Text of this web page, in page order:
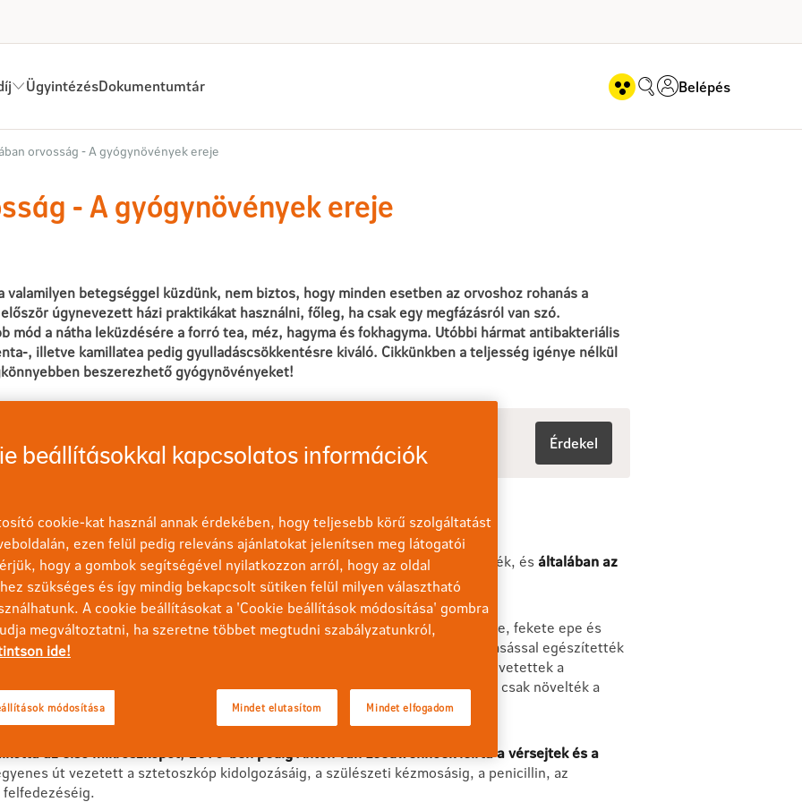
ÜgyintézésDokumentumtár Belépés
ereje - Egészségmegőrzés - Magazin
orvosság - A gyógynövények ereje
- A gyógynövények ereje
betegséggel küzdünk, nem biztos, hogy minden esetben az orvoshoz rohanás a
úgynevezett házi praktikákat használni, főleg, ha csak egy megfázásról van szó.
mód a nátha leküzdésére a forró tea, méz, hagyma és fokhagyma. Utóbbi hármat antibakteriális
, illetve kamillatea pedig gyulladáscsökkentésre kiváló. Cikkünkben a teljesség igénye nélkül
beszerezhető gyógynövényeket!
megoldásainkat! Érdekel
hatalmas fejlődésen ment át. Korábban az orvoslást az egyházak végezték, ésáltalában az
tisztítókúraként használták ezt a technikát.
egyensúlya miatt vagyunk egészségesek.Ha ezek közül (vér, sárga epe, fekete epe és
lesz szervezetünkben, akkor kialakul a betegség. Amulettekkel és ráolvasással egészítették
tisztítókúrák használatát. Sajnos azonban sokszor mérgező anyagokat is bevetettek a
a petróleum használata is elismert gyógymód volt például, pedig ezek inkább csak növelték a
az első mikroszkópot
1670-ben pedig Anton van Leeuwenhoek leírta a vérsejtek és a
út vezetett a sztetoszkóp kidolgozásáig, a szülészeti kézmosásig, a penicillin, az
beállításokkal kapcsolatos információk
cookie-kat használ annak érdekében, hogy teljesebb körű szolgáltatást
ezen felül pedig releváns ajánlatokat jelenítsen meg látogatói
hogy a gombok segítségével nyilatkozzon arról, hogy az oldal
szükséges és így mindig bekapcsolt sütiken felül milyen választható
A cookie beállításokat a 'Cookie beállítások módosítása' gombra
megváltoztatni, ha szeretne többet megtudni szabályzatunkról,
ide!
Mindet elutasítom Mindet elfogadom
módosítása